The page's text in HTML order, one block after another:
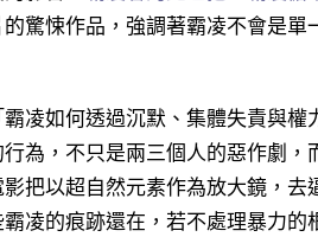
驚悚作品，強調著霸凌不會是單
霸凌如何透過沉默、集體失責與權
為，不只是兩三個人的惡作劇
把以超自然元素作為放大鏡，
凌的痕跡還在，若不處理暴力